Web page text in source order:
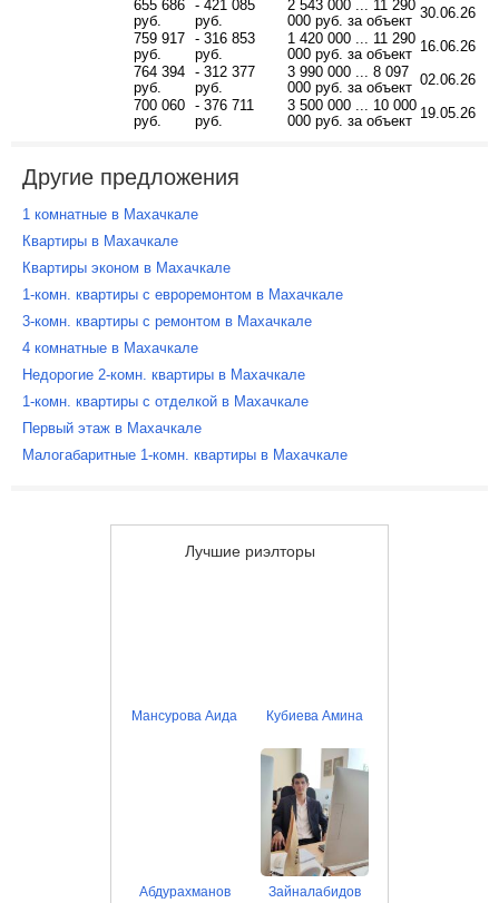
655 686
руб.
- 421 085
руб.
2 543 000 ... 11 290
000 руб. за объект 30.06.26
759 917
руб.
- 316 853
руб.
1 420 000 ... 11 290
000 руб. за объект 16.06.26
764 394
руб.
- 312 377
руб.
3 990 000 ... 8 097
000 руб. за объект 02.06.26
700 060
руб.
- 376 711
руб.
3 500 000 ... 10 000
000 руб. за объект 19.05.26
Другие предложения
1 комнатные в Махачкале
Квартиры в Махачкале
Квартиры эконом в Махачкале
1-комн. квартиры с евроремонтом в Махачкале
3-комн. квартиры с ремонтом в Махачкале
4 комнатные в Махачкале
Недорогие 2-комн. квартиры в Махачкале
1-комн. квартиры с отделкой в Махачкале
Первый этаж в Махачкале
Малогабаритные 1-комн. квартиры в Махачкале
Лучшие риэлторы
Мансурова Аида Кубиева Амина
Абдурахманов
Зайналабидов